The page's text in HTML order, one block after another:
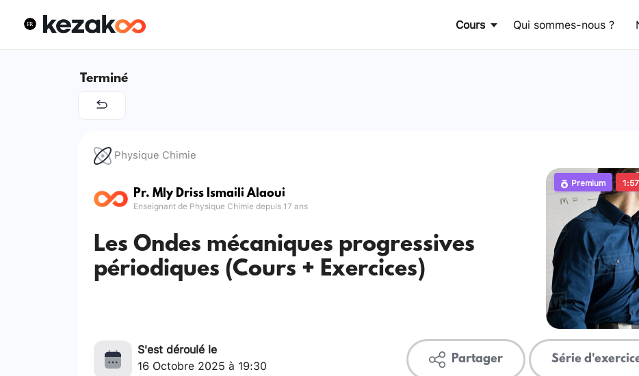
Cours Qui sommes-nous ?
Terminé
Physique Chimie
Pr. Mly Driss Ismaili Alaoui
Enseignant de Physique Chimie depuis 17 ans
Les Ondes mécaniques progressives
périodiques (Cours + Exercices)
Premium
S'est déroulé le
16 Octobre 2025 à 19:30
Partager Série